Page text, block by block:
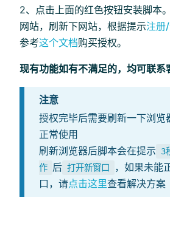
2、点击上面的红色按钮安装脚本
网站，刷新下网站，根据提示注册
参考这个文档购买授权。
现有功能如有不满足的，均可联系
注意
授权完毕后需要刷新一下浏览
正常使用
刷新浏览器后脚本会在提示
3
作 后 打开新窗口
，如果未能
口，请点击这里查看解决方案